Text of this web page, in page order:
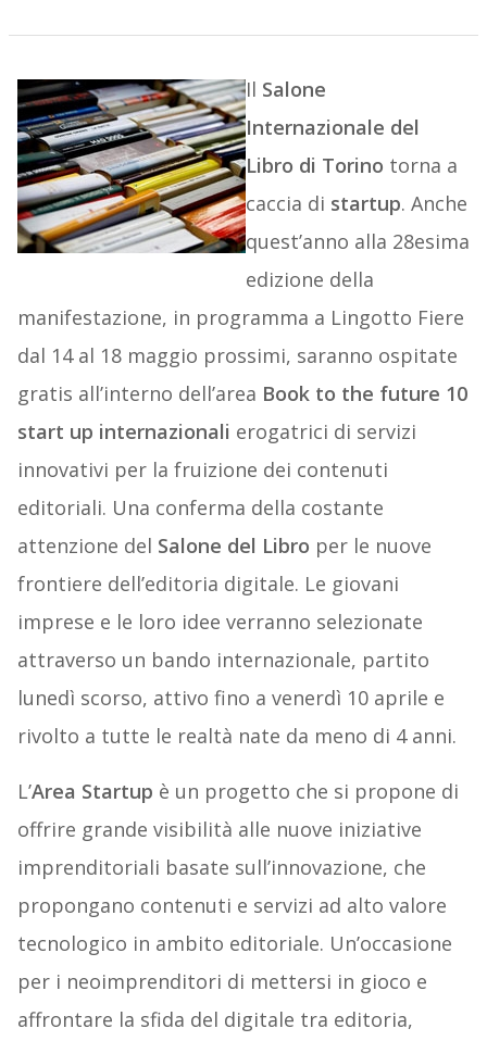
Il Salone
Internazionale del
Libro di Torino torna a
caccia di startup. Anche
quest’anno alla 28esima
edizione della
manifestazione, in programma a Lingotto Fiere
dal 14 al 18 maggio prossimi, saranno ospitate
gratis all’interno dell’area Book to the future 10
start up internazionali erogatrici di servizi
innovativi per la fruizione dei contenuti
editoriali. Una conferma della costante
attenzione del Salone del Libro per le nuove
frontiere dell’editoria digitale. Le giovani
imprese e le loro idee verranno selezionate
attraverso un bando internazionale, partito
lunedì scorso, attivo fino a venerdì 10 aprile e
rivolto a tutte le realtà nate da meno di 4 anni.
L’Area Startup è un progetto che si propone di
offrire grande visibilità alle nuove iniziative
imprenditoriali basate sull’innovazione, che
propongano contenuti e servizi ad alto valore
tecnologico in ambito editoriale. Un’occasione
per i neoimprenditori di mettersi in gioco e
affrontare la sfida del digitale tra editoria,